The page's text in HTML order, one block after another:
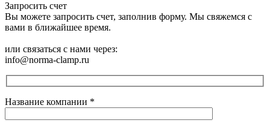
Запросить счет
Вы можете запросить счет, заполнив форму. Мы свяжемся с
вами в ближайшее время.
или связаться с нами через:
info@norma-clamp.ru
Название компании *